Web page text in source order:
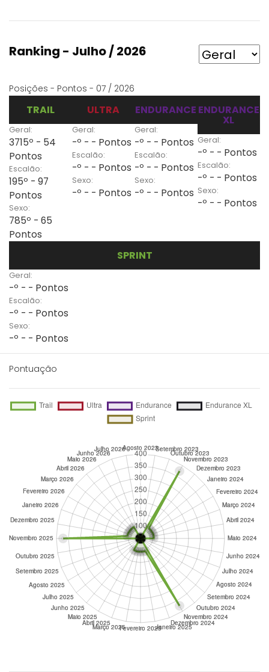
Ranking - Julho / 2026
Posições - Pontos - 07 / 2026
TRAIL
Geral:
3715º - 54
Pontos
Escalão:
195º - 97
Pontos
Sexo:
785º - 65
Pontos
ULTRA
Geral:
-º - - Pontos
Escalão:
-º - - Pontos
Sexo:
-º - - Pontos
ENDURANCE
Geral:
-º - - Pontos
Escalão:
-º - - Pontos
Sexo:
-º - - Pontos
ENDURANCE
XL
Geral:
-º - - Pontos
Escalão:
-º - - Pontos
Sexo:
-º - - Pontos
SPRINT
Geral:
-º - - Pontos
Escalão:
-º - - Pontos
Sexo:
-º - - Pontos
Pontuação